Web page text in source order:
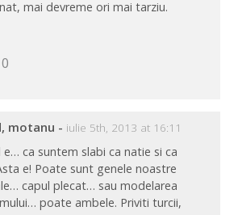
mai devreme ori mai tarziu.
0
motanu - iulie 5th, 2013 at 16:11
e… ca suntem slabi ca natie si ca
e! Poate sunt genele noastre
capul plecat… sau modelarea
poate ambele. Priviti turcii,